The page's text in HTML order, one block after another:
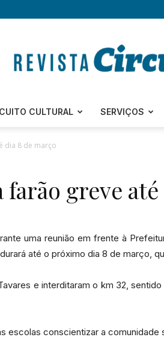
Revista
Circuito
CULTURAL SERVIÇOS
dia 8 de março
greve
uma reunião em frente à
até o próximo dia 8 de março,
e interditaram o km 32,
escolas conscientizar a comunidade